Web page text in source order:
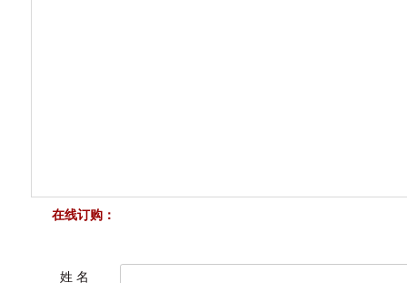
在线订购：
姓 名